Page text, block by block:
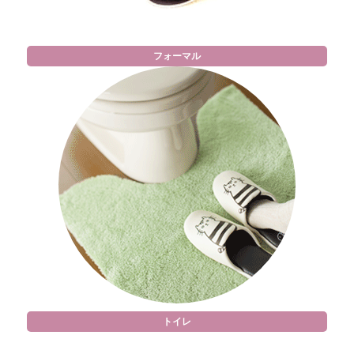
フォーマル
トイレ